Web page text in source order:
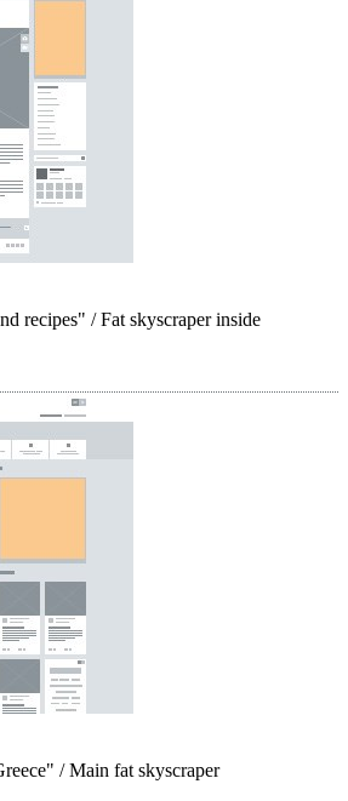
recipes" / Fat skyscraper inside
/ Main fat skyscraper